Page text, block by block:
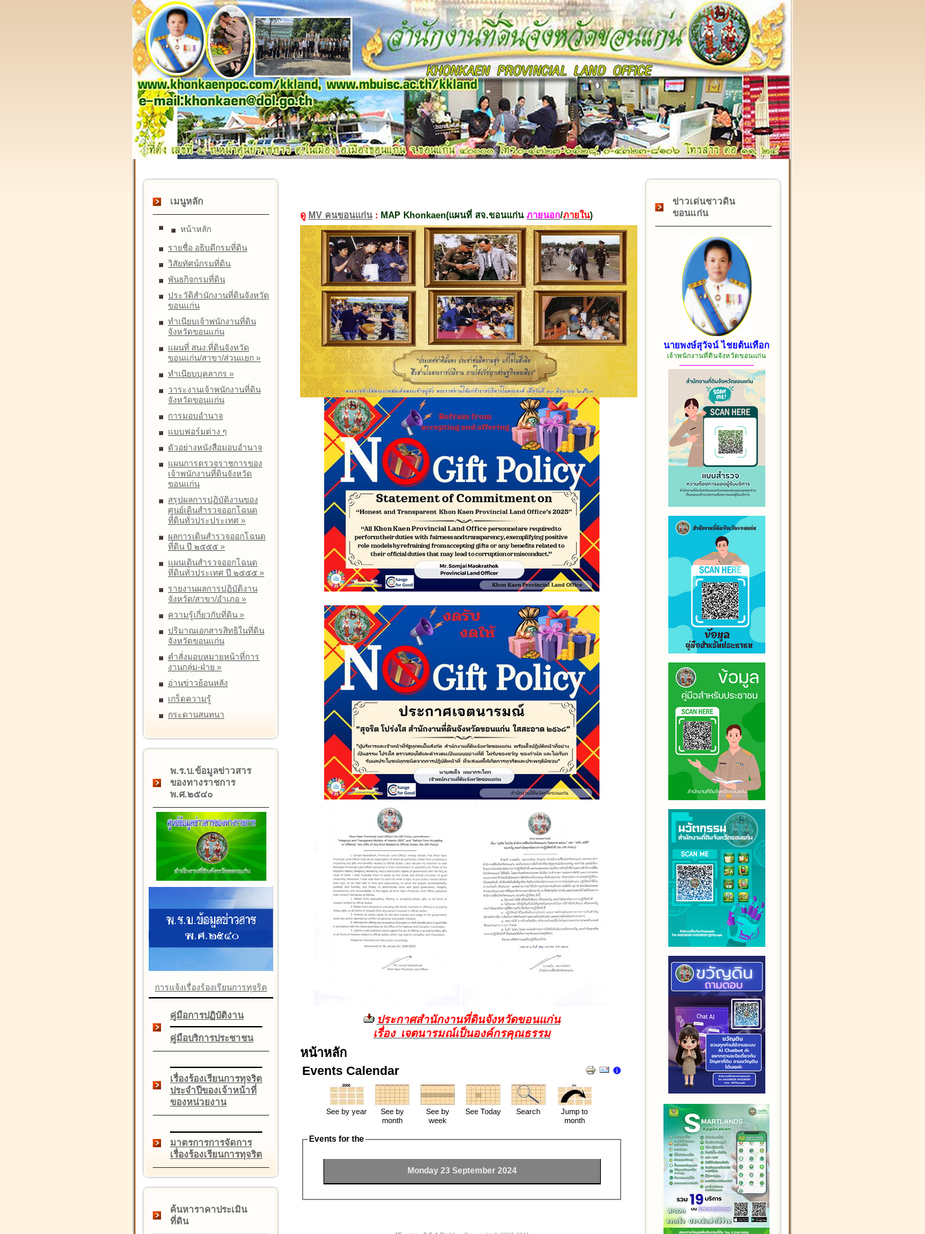
เมนูหลัก
หน้าหลัก
รายชื่อ อธิบดีกรมที่ดิน
วิสัยทัศน์กรมที่ดิน
พันธกิจกรมที่ดิน
ประวัติสำนักงานที่ดินจังหวัด
ขอนแก่น
ทำเนียบเจ้าพนักงานที่ดิน
จังหวัดขอนแก่น
แผนที่ สนง.ที่ดินจังหวัด
ขอนแก่น/สาขา/ส่วนแยก »
ทำเนียบบุคลากร »
วาระงานเจ้าพนักงานที่ดิน
จังหวัดขอนแก่น
การมอบอำนาจ
แบบฟอร์มต่าง ๆ
ตัวอย่างหนังสือมอบอำนาจ
แผนการตรวจราชการของ
เจ้าพนักงานที่ดินจังหวัด
ขอนแก่น
สรุปผลการปฏิบัติงานของ
ศูนย์เดินสำรวจออกโฉนด
ที่ดินทั่วประประเทศ »
ผลการเดินสำรวจออกโฉนด
ที่ดิน ปี ๒๕๕๕ »
แผนเดินสำรวจออกโฉนด
ที่ดินทั่วประเทศ ปี ๒๕๕๕ »
รายงานผลการปฏิบัติงาน
จังหวัด/สาขา/อำเภอ »
ความรู้เกี่ยวกับที่ดิน »
ปริมาณเอกสารสิทธิในที่ดิน
จังหวัดขอนแก่น
คำสั่งมอบหมายหน้าที่การ
งานกลุ่ม-ฝ่าย »
อ่านข่าวย้อนหลัง
เกร็ดความรู้
กระดานสนทนา
พ.ร.บ.ข้อมูลข่าวสาร
ของทางราชการ
พ.ศ.๒๕๔๐
การแจ้งเรื่องร้องเรียนการทุจริต
คู่มือการปฏิบัติงาน
คู่มือบริการประชาชน
เรื่องร้องเรียนการทุจริต
ประจำปีของเจ้าหน้าที่
ของหน่วยงาน
มาตรการการจัดการ
เรื่องร้องเรียนการทุจริต
ค้นหาราคาประเมิน
ที่ดิน
๑๗ กุมภาพันธ์ "วันคล้ายวันสถาปนากรมที่ดิน" ครบรอบ ๑๒๒
ดู MV คนขอนแก่น : MAP Khonkaen(แผนที่ สจ.ขอนแก่น ภายนอก/ภายใน)
ประกาศสำนักงานที่ดินจังหวัดขอนแก่น
เรื่อง เจตนารมณ์เป็นองค์กรคุณธรรม
หน้าหลัก
Events Calendar
See by year
See by
month
See by
week
See Today Search
Jump to
month
Events for the
Monday 23 September 2024
ข่าวเด่นชาวดิน
ขอนแก่น
นายพงษ์สุวัจน์ ไชยต้นเทือก
เจ้าพนักงานที่ดินจังหวัดขอนแก่น
------------------------------------